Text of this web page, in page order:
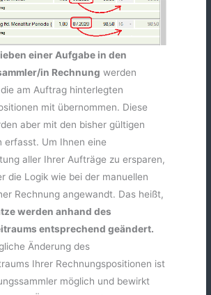
einer Aufgabe in den
in Rechnung werden
am Auftrag hinterlegten
mit übernommen. Diese
aber mit den bisher gültigen
erfasst. Um Ihnen eine
aller Ihrer Aufträge zu ersparen,
die Logik wie bei der manuellen
Rechnung angewandt. Das heißt,
werden anhand des
entsprechend geändert.
Änderung des
Ihrer Rechnungspositionen ist
möglich und bewirkt